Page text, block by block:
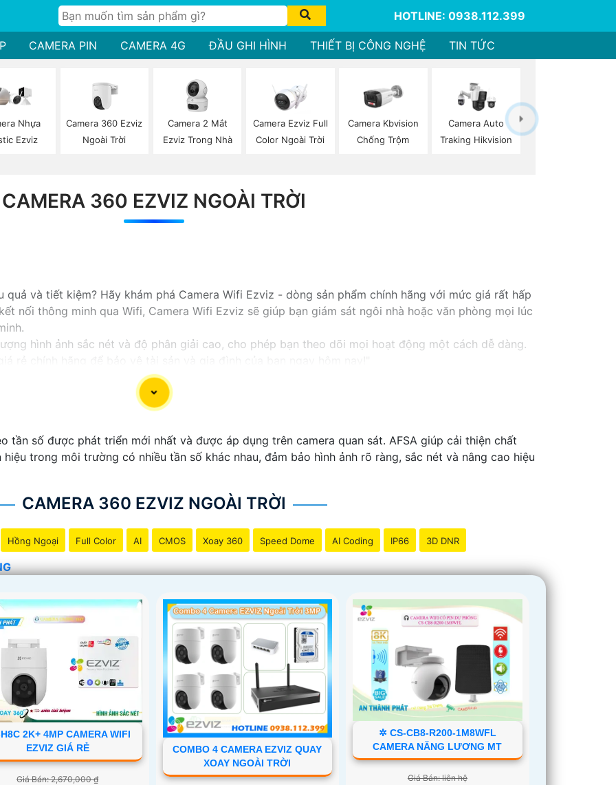
HOTLINE: 0938.112.399
CAMERA PIN CAMERA 4G ĐẦU GHI HÌNH THIẾT BỊ CÔNG NGHỆ TIN TỨC
Nhựa
Ezviz
Camera 360 Ezviz
Ngoài Trời
Camera 2 Mắt
Ezviz Trong Nhà
Camera Ezviz Full
Color Ngoài Trời
Camera Kbvision
Chống Trộm
Camera Auto
Traking Hikvision
CAMERA 360 EZVIZ NGOÀI TRỜI
quả và tiết kiệm? Hãy khám phá Camera Wifi Ezviz - dòng sản phẩm chính hãng với mức giá rất hấp
nối thông minh qua Wifi, Camera Wifi Ezviz sẽ giúp bạn giám sát ngôi nhà hoặc văn phòng mọi lúc
hình ảnh sắc nét và độ phân giải cao, cho phép bạn theo dõi mọi hoạt động một cách dễ dàng.
thiệu sản phẩm Camera Wifi Ezviz.
tần số được phát triển mới nhất và được áp dụng trên camera quan sát. AFSA giúp cải thiện chất
trong môi trường có nhiều tần số khác nhau, đảm bảo hình ảnh rõ ràng, sắc nét và nâng cao hiệu
CAMERA 360 EZVIZ NGOÀI TRỜI
Hồng Ngoại Full Color AI CMOS Xoay 360 Speed Dome AI Coding IP66 3D DNR
2K+ 4MP CAMERA WIFI
EZVIZ GIÁ RẺ
Giá Bán: 2,670,000 ₫
COMBO 4 CAMERA EZVIZ QUAY
XOAY NGOÀI TRỜI
✲ CS-CB8-R200-1M8WFL
CAMERA NĂNG LƯƠNG MT
Giá Bán: liên hệ